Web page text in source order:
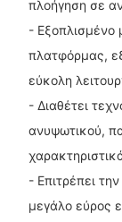
πλοήγηση σε
- Εξοπλισμένο
πλατφόρμας,
εύκολη
- Διαθέτει
ανυψωτικού,
- Επιτρέπει
μεγάλο εύρος